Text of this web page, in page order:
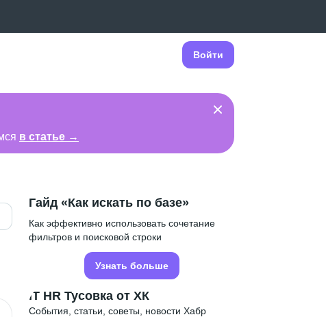
Войти
в статье →
Гайд «Как искать по базе»
Как эффективно использовать сочетание
фильтров и поисковой строки
Узнать больше
IT HR Тусовка от ХК
События, статьи, советы, новости Хабр